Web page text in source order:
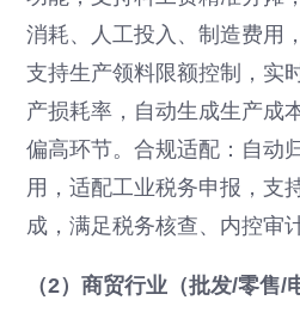
消耗、人工投入、制造费用
支持生产领料限额控制，实
产损耗率，自动生成生产成
偏高环节。合规适配：自动
用，适配工业税务申报，支
成，满足税务核查、内控审
（2）商贸行业（批发/零售/